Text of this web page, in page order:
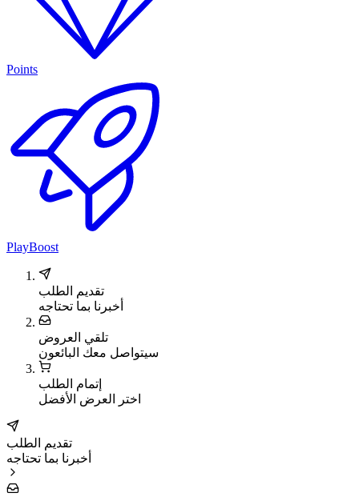
Points
PlayBoost
تقديم الطلب
أخبرنا بما تحتاجه
تلقي العروض
سيتواصل معك البائعون
إتمام الطلب
اختر العرض الأفضل
تقديم الطلب
أخبرنا بما تحتاجه